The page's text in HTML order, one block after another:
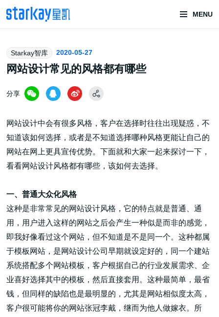
MENU
头部潮玩
技术服务商
潮玩技术解决方案
头部潮玩盲盒/谷子卡牌/二次元手办抽赏开发
一番赏/魔力赏/福袋抽赏/宝箱赏/无限赏
高端网站建设
Starkay智库 2020-05-27
网站设计常见的风格都有哪些
分享
网站设计中会有很多风格，客户在选择时往往出现疑惑，不
知道该如何选择，或者是不知道选择哪种风格更能让自己的
网站在网上更具宣传优势。下面就和大家一起来探讨一下，
看看网站设计风格都有哪些，该如何去选择。
一、普通大众化风格
这种是非常常见的网站设计风格，它的特点就是普通、通
用，用户进入这样的网站之后会产生一种似是而非的感觉，
即我好像看过这个网站，但不知道是不是同一个。这种都属
于模板网站，是网站设计公司早期就设定好的，同一个建站
系统搭配多个网站模板，客户根据自己的行业发展需求、企
业喜好选择其中的模板，然后直接套用。这种最简单，最省
钱，但同样的缺陷也是最明显的，尤其是网站相似度太高，
客户很可能将你的网站张冠李戴，继而为他人做嫁衣。所